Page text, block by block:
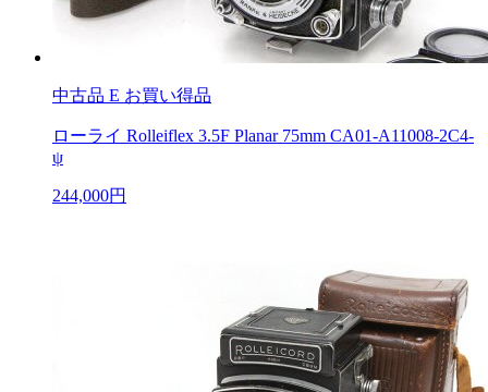
中古品 E お買い得品
ローライ Rolleiflex 3.5F Planar 75mm CA01-A11008-2C4-
ψ
244,000円